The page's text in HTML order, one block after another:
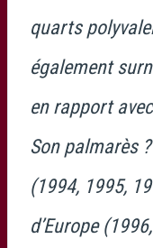
quarts
également
en rapport
Son palmarès
(1994, 1995,
d’Europe